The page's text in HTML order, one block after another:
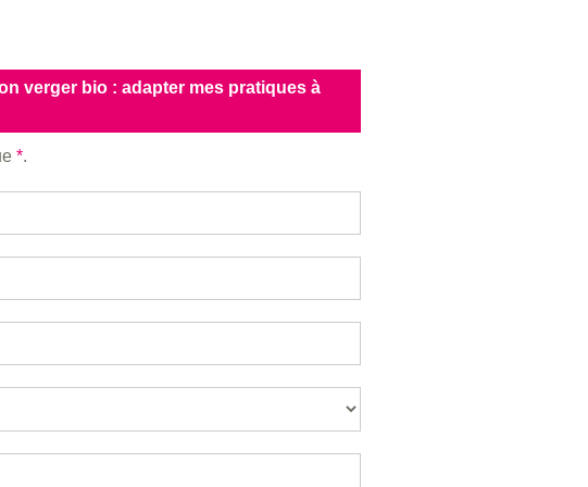
verger bio : adapter mes pratiques à
*.